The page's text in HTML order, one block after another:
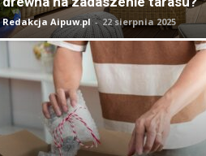
Redakcja Aipuw.pl - 22 sierpnia 2025